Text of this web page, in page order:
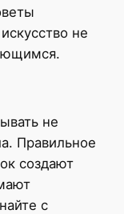
не
не
Правильное
создают
с